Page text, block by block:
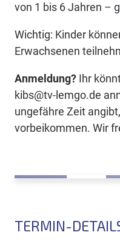
von 1 bis 6 Jahren –
Wichtig: Kinder
Erwachsenen
Anmeldung? Ihr
kibs@tv-lemgo.de
ungefähre Zeit
vorbeikommen. Wir
TERMIN-